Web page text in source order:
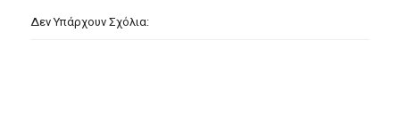
Δεν Υπάρχουν Σχόλια: